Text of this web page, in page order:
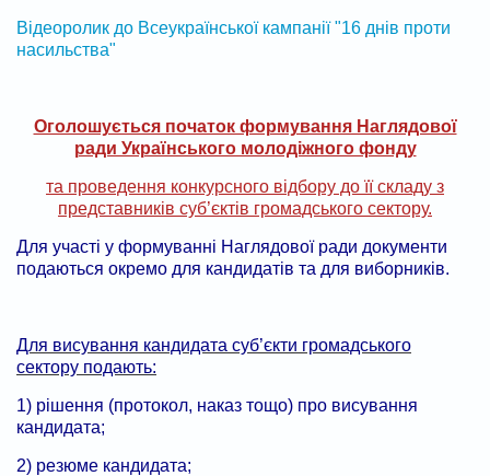
Відеоролик до Всеукраїнської кампанії "16 днів проти
насильства"
Оголошується початок формування Наглядової
ради Українського молодіжного фонду
та проведення конкурсного відбору до її складу з
представників суб’єктів громадського сектору.
Для участі у формуванні Наглядової ради документи
подаються окремо для кандидатів та для виборників.
Для висування кандидата суб’єкти громадського
сектору подають:
1) рішення (протокол, наказ тощо) про висування
кандидата;
2) резюме кандидата;